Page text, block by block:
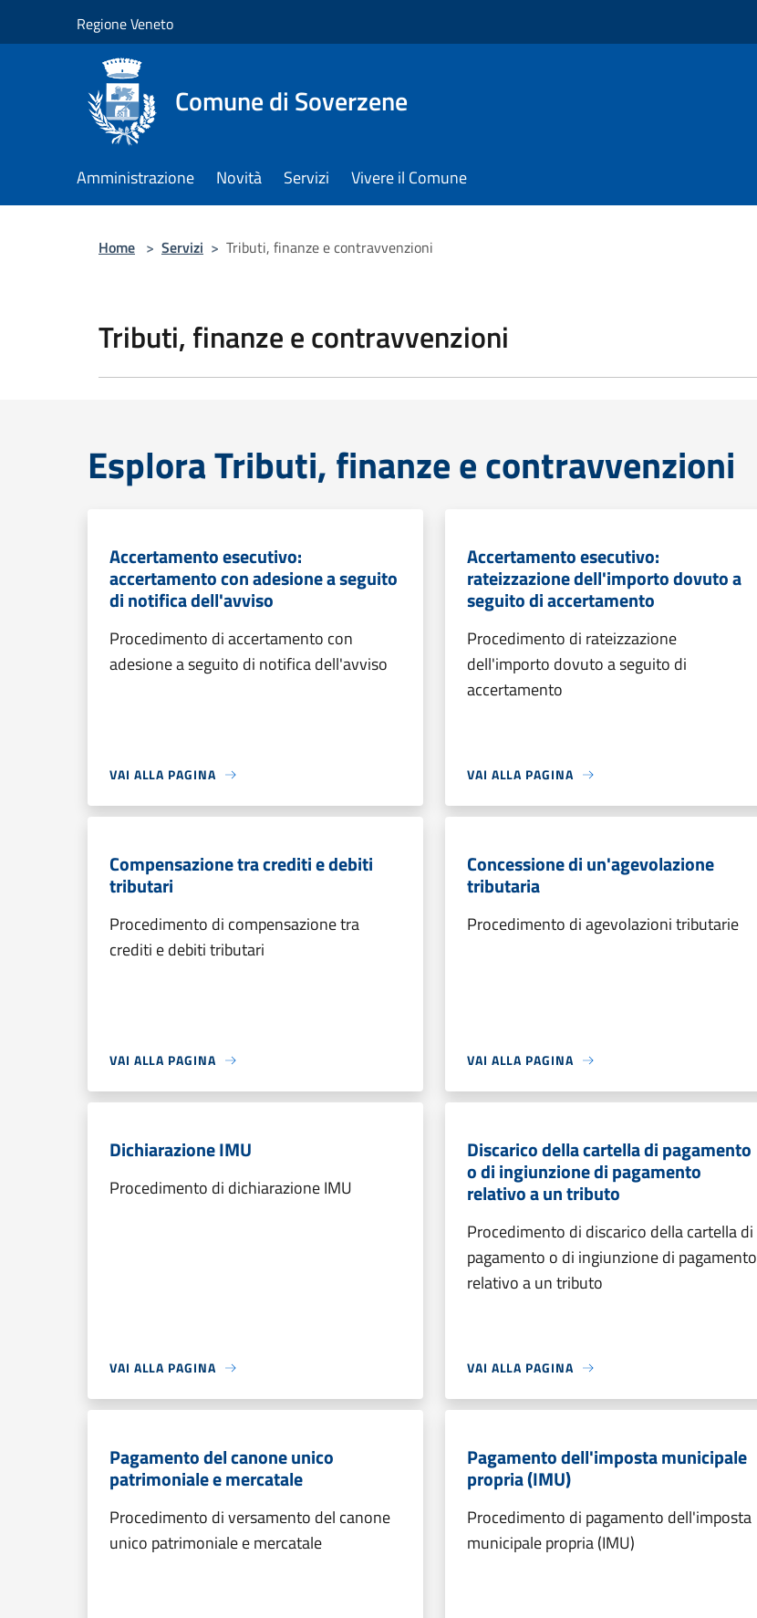
Regione Veneto
Comune di Soverzene
Amministrazione Novità Servizi Vivere il Comune
Home > Servizi > Tributi, finanze e contravvenzioni
Tributi, finanze e contravvenzioni
Esplora Tributi, finanze e contravvenzioni
Accertamento esecutivo:
accertamento con adesione a seguito
di notifica dell'avviso
Procedimento di accertamento con
adesione a seguito di notifica dell'avviso
VAI ALLA PAGINA
Accertamento esecutivo:
rateizzazione dell'importo dovuto a
seguito di accertamento
Procedimento di rateizzazione
dell'importo dovuto a seguito di
accertamento
VAI ALLA PAGINA
Compensazione tra crediti e debiti
tributari
Procedimento di compensazione tra
crediti e debiti tributari
VAI ALLA PAGINA
Concessione di un'agevolazione
tributaria
Procedimento di agevolazioni tributarie
VAI ALLA PAGINA
Dichiarazione IMU
Procedimento di dichiarazione IMU
VAI ALLA PAGINA
Discarico della cartella di pagamento
o di ingiunzione di pagamento
relativo a un tributo
Procedimento di discarico della cartella di
pagamento o di ingiunzione di pagamento
relativo a un tributo
VAI ALLA PAGINA
Pagamento del canone unico
patrimoniale e mercatale
Procedimento di versamento del canone
unico patrimoniale e mercatale
Pagamento dell'imposta municipale
propria (IMU)
Procedimento di pagamento dell'imposta
municipale propria (IMU)